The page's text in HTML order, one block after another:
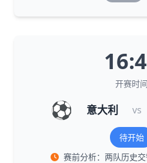
开赛时间
⚽ 意大利 vs
待开始
赛前分析：两队历史